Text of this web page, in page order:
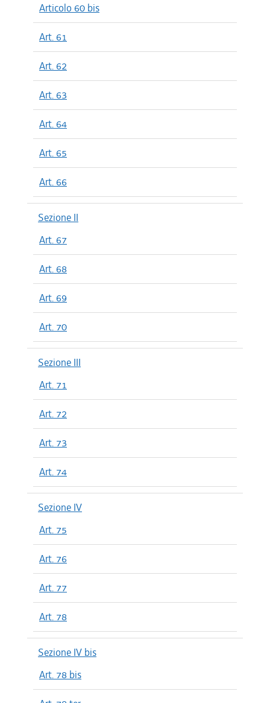
Articolo 60 bis
Art. 61
Art. 62
Art. 63
Art. 64
Art. 65
Art. 66
Sezione II
Art. 67
Art. 68
Art. 69
Art. 70
Sezione III
Art. 71
Art. 72
Art. 73
Art. 74
Sezione IV
Art. 75
Art. 76
Art. 77
Art. 78
Sezione IV bis
Art. 78 bis